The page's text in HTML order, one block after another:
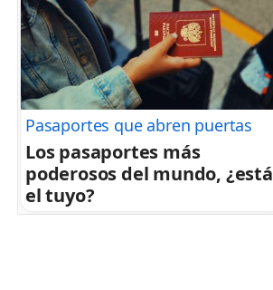
Pasaportes que abren puertas
Los pasaportes más
poderosos del mundo, ¿está
el tuyo?